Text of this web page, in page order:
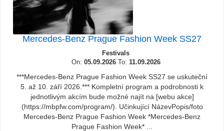
Mercedes-Benz Prague Fashion Week SS27
Festivals
On: 05.09.2026To: 11.09.2026
***Mercedes-Benz Prague Fashion Week SS27 se uskuteční
5. až 10. září 2026.*** Kompletní program a podrobnosti k
jednotlivým akcím bude možné najít na [webu akce]
(https://mbpfw.com/program/). Učinkující NázevPopis/foto
Mercedes-Benz Prague Fashion Week *Mercedes-Benz
Prague Fashion Week* ...